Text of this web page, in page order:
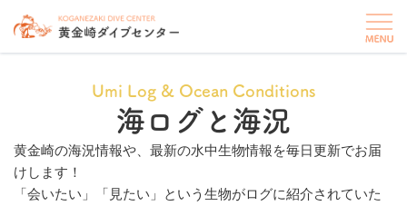
Umi Log & Ocean Conditions
海ログと海況
黄金崎の海況情報や、最新の水中生物情報を毎日更新でお届
けします！
「会いたい」「見たい」という生物がログに紹介されていた